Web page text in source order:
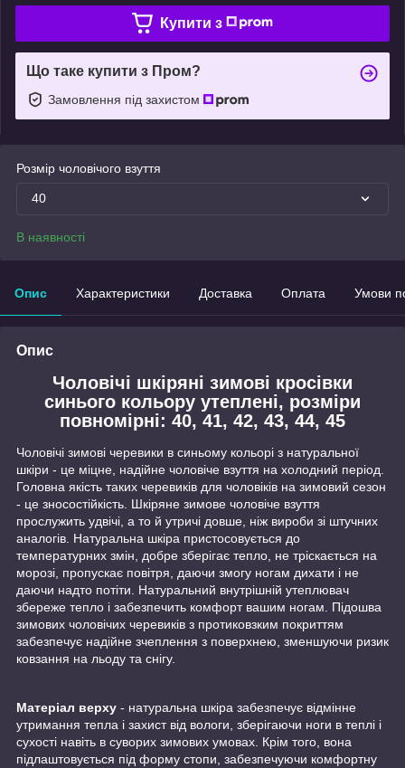
Купити з
Що таке купити з Пром?
Замовлення під захистом
Розмір чоловічого взуття
40
В наявності
Опис Характеристики Доставка Оплата Умови
Опис
Чоловічі шкіряні зимові кросівки
синього кольору утеплені, розміри
повномірні: 40, 41, 42, 43, 44, 45
Чоловічі зимові черевики в синьому кольорі з натуральної
шкіри - це міцне, надійне чоловіче взуття на холодний період.
Головна якість таких черевиків для чоловіків на зимовий сезон
- це зносостійкість. Шкіряне зимове чоловіче взуття
прослужить удвічі, а то й утричі довше, ніж вироби зі штучних
аналогів. Натуральна шкіра пристосовується до
температурних змін, добре зберігає тепло, не тріскається на
морозі, пропускає повітря, даючи змогу ногам дихати і не
даючи надто потіти. Натуральний внутрішній утеплювач
збереже тепло і забезпечить комфорт вашим ногам. Підошва
зимових чоловічих черевиків з протиковзким покриттям
забезпечує надійне зчеплення з поверхнею, зменшуючи ризик
ковзання на льоду та снігу.
Матеріал верху - натуральна шкіра забезпечує відмінне
утримання тепла і захист від вологи, зберігаючи ноги в теплі і
сухості навіть в суворих зимових умовах. Крім того, вона
підлаштовується під форму стопи, забезпечуючи комфортну